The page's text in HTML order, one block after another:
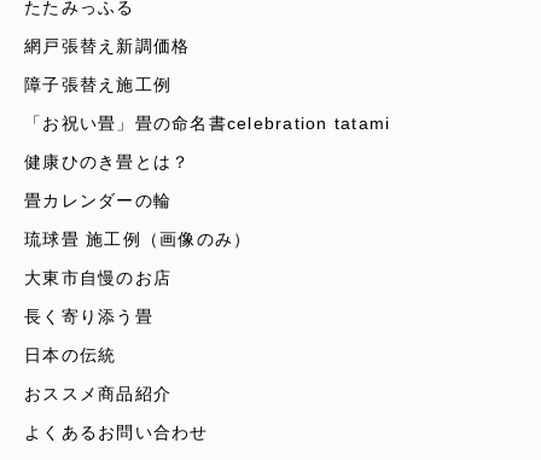
たたみっふる
網戸張替え新調価格
障子張替え施工例
「お祝い畳」畳の命名書celebration tatami
健康ひのき畳とは？
畳カレンダーの輪
琉球畳 施工例（画像のみ）
大東市自慢のお店
長く寄り添う畳
日本の伝統
おススメ商品紹介
よくあるお問い合わせ